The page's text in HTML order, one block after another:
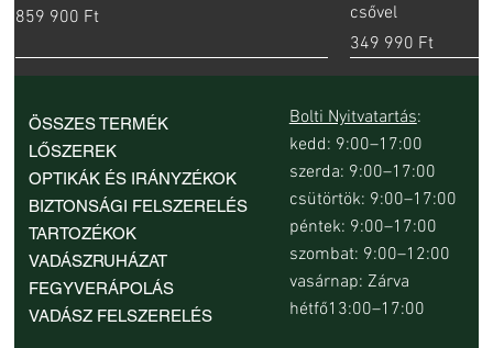
Ár
859 900 Ft
csővel
Ár
349 990 Ft
ÖSSZES TERMÉK
LŐSZEREK
OPTIKÁK ÉS IRÁNYZÉKOK
BIZTONSÁGI FELSZERELÉS
TARTOZÉKOK
VADÁSZRUHÁZAT
FEGYVERÁPOLÁS
VADÁSZ FELSZERELÉS
Bolti Nyitvatartás:
kedd: 9:00–17:00
szerda: 9:00–17:00
csütörtök: 9:00–17:00
péntek: 9:00–17:00
szombat: 9:00–12:00
vasárnap: Zárva
hétfő13:00–17:00